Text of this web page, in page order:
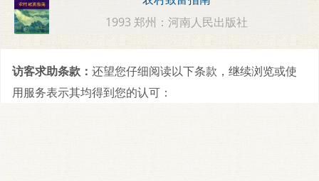
1993 郑州：河南人民出版社
访客求助条款： 还望您仔细阅读以下条款，继续浏览或使
用服务表示其均得到您的认可：